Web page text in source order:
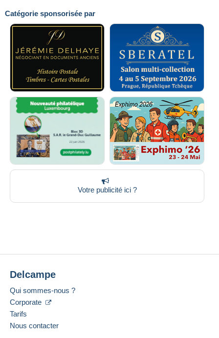
Catégorie sponsorisée par
Votre publicité ici ?
Delcampe
Qui sommes-nous ?
Corporate
Tarifs
Nous contacter